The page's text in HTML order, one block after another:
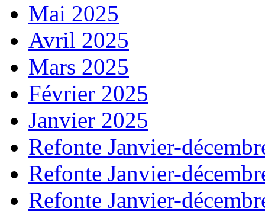
Mai 2025
Avril 2025
Mars 2025
Février 2025
Janvier 2025
Refonte Janvier-
Refonte Janvier-
Refonte Janvier-